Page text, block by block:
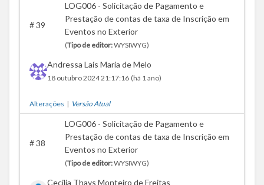
#39
LOG006 - Solicitação de Pagamento e
Prestação de contas de taxa de Inscrição em
Eventos no Exterior
(Tipo de editor:WYSIWYG)
Andressa Laís Maria de Melo
18 outubro 2024 21:17:16 (há 1 ano)
Alterações | Versão Atual
#38
LOG006 - Solicitação de Pagamento e
Prestação de contas de taxa de Inscrição em
Eventos no Exterior
(Tipo de editor:WYSIWYG)
Cecilia Thays Monteiro de Freitas